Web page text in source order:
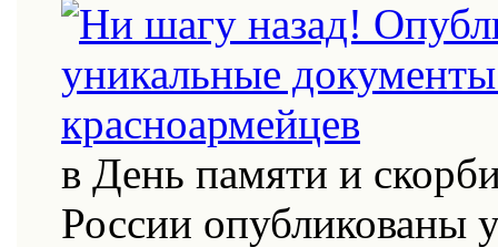
в День памяти и
России опубликованы